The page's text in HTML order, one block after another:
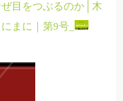
目をつぶるのか│木
まに｜第9号_